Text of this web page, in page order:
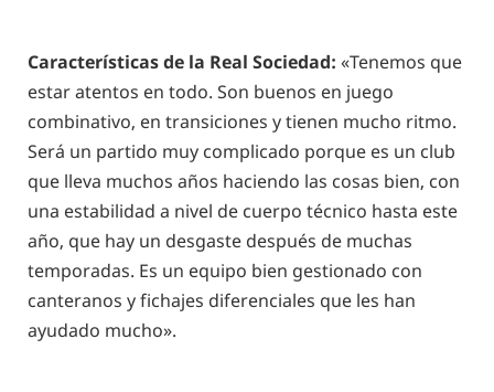
Características de la Real Sociedad: «Tenemos que
estar atentos en todo. Son buenos en juego
combinativo, en transiciones y tienen mucho ritmo.
Será un partido muy complicado porque es un club
que lleva muchos años haciendo las cosas bien, con
una estabilidad a nivel de cuerpo técnico hasta este
año, que hay un desgaste después de muchas
temporadas. Es un equipo bien gestionado con
canteranos y fichajes diferenciales que les han
ayudado mucho».